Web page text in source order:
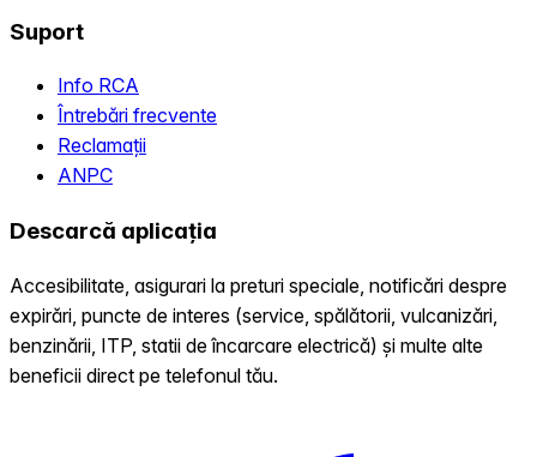
Suport
Info RCA
Întrebări frecvente
Reclamații
ANPC
Descarcă aplicația
Accesibilitate, asigurari la preturi speciale, notificări despre
expirări, puncte de interes (service, spălătorii, vulcanizări,
benzinării, ITP, statii de încarcare electrică) și multe alte
beneficii direct pe telefonul tău.